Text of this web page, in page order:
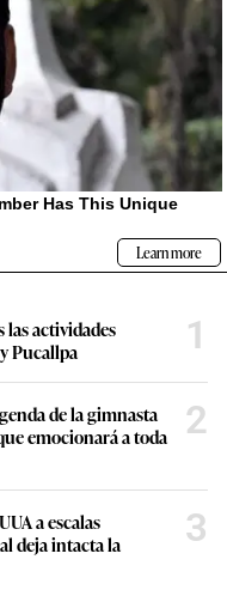
las actividades
Pucallpa
1
de la gimnasta
emocionará a toda
2
a escalas
deja intacta la
3